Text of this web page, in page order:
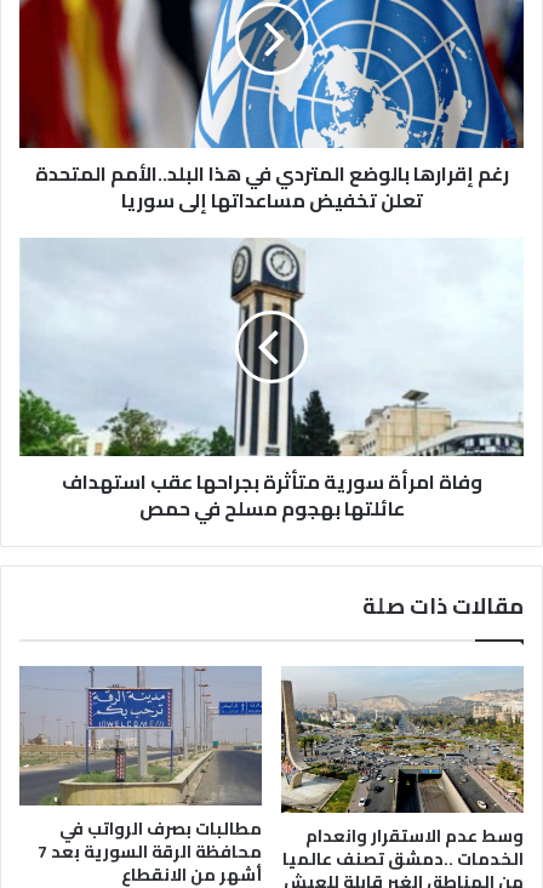
المتردي
في
هذا
البلد..الأمم
المتحدة
تعلن
تخفيض
مساعداتها
سوريا
رغم إقرارها بالوضع المتردي في هذا البلد..الأمم المتحدة
تعلن تخفيض مساعداتها إلى سوريا
عائلتها
بهجوم
وفاة امرأة سورية متأثرة بجراحها عقب استهداف
عائلتها بهجوم مسلح في حمص
مقالات ذات صلة
وسط عدم الاستقرار وانعدام
الخدمات ..دمشق تصنف عالميا
مطالبات بصرف الرواتب في
محافظة الرقة السورية بعد 7
أشهر من الانقطاع